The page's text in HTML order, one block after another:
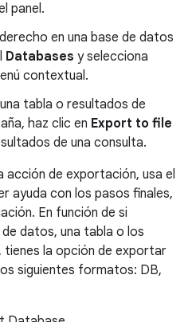
panel.
en una base de datos
Databases y selecciona
contextual.
tabla o resultados de
haz clic en Export to file
de una consulta.
acción de exportación, usa el
ayuda con los pasos finales,
En función de si
datos, una tabla o los
tienes la opción de exportar
siguientes formatos: DB,